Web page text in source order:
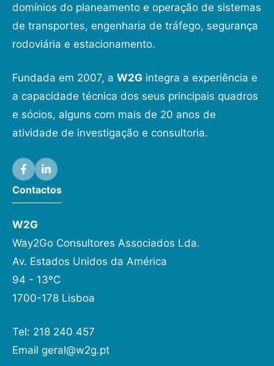
domínios do planeamento e operação de sistemas
de transportes, engenharia de tráfego, segurança
rodoviária e estacionamento.
Fundada em 2007, a W2G integra a experiência e
a capacidade técnica dos seus principais quadros
e sócios, alguns com mais de 20 anos de
atividade de investigação e consultoria.
Contactos
W2G
Way2Go Consultores Associados Lda.
Av. Estados Unidos da América
94 - 13ºC
1700-178 Lisboa
Tel: 218 240 457
Email geral@w2g.pt